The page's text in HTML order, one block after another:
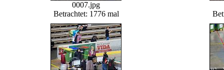
0007.jpg
Betrachtet: 1776 mal